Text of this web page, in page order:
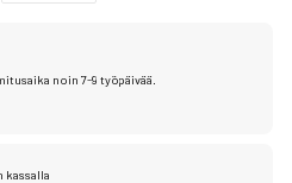
noin 7-9 työpäivää.
kassalla